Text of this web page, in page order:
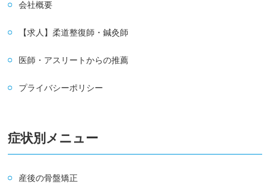
会社概要
【求人】柔道整復師・鍼灸師
医師・アスリートからの推薦
プライバシーポリシー
症状別メニュー
産後の骨盤矯正